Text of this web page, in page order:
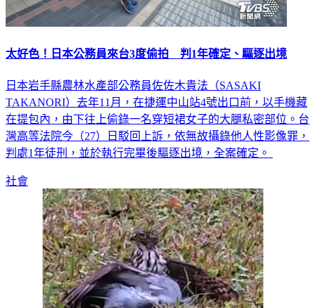
太好色！日本公務員來台3度偷拍 判1年確定、驅逐出境
日本岩手縣農林水產部公務員佐佐木貴法（SASAKI
TAKANORI）去年11月，在捷運中山站4號出口前，以手機藏
在提包內，由下往上偷錄一名穿短裙女子的大腿私密部位。台
灣高等法院今（27）日駁回上訴，依無故攝錄他人性影像罪，
判處1年徒刑，並於執行完畢後驅逐出境，全案確定。
社會